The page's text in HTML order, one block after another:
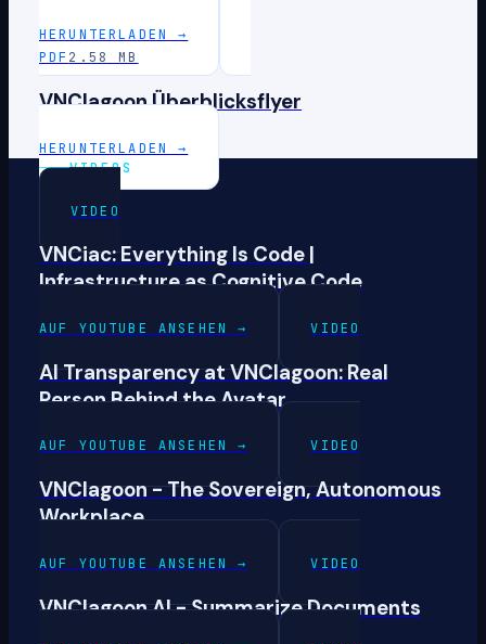
HERUNTERLADEN
→
PDF 2.58 MB
VNClagoon Überblicksflyer
HERUNTERLADEN →
VIDEOS
VIDEO
VNCiac: Everything Is Code |
Infrastructure as Cognitive Code
AUF YOUTUBE ANSEHEN → VIDEO
AI Transparency at VNClagoon: Real
Person Behind the Avatar
AUF YOUTUBE ANSEHEN → VIDEO
VNClagoon - The Sovereign, Autonomous
Workplace
AUF YOUTUBE ANSEHEN → VIDEO
VNClagoon AI - Summarize Documents